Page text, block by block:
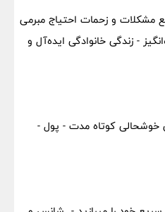
مشکلات و زحمات احتیاج مبرمی
- زندگی خانوادگی ایده‌آل و
کوتاه مدت - پول -